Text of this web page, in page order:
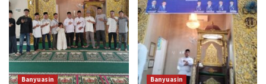
Banyuasin Banyuasin